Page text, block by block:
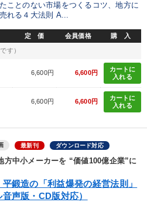
ことのない市場をつくるコツ、地方に
れる４大法則 A...
定 価 会員価格 購 入
す）
6,600円 6,600円
カートに
入れる
6,600円 6,600円
カートに
入れる
最新刊 ダウンロード対応
方中小メーカーを “価値100億企業”に
平鍛造の「利益爆発の経営法則」
音声版・CD版対応）